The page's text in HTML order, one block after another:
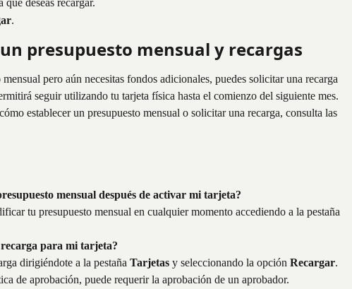
que deseas recargar.
.
presupuesto mensual y recargas
mensual pero aún necesitas fondos adicionales, puedes solicitar una recarga
seguir utilizando tu tarjeta física hasta el comienzo del siguiente mes.
establecer un presupuesto mensual o solicitar una recarga, consulta las
mensual después de activar mi tarjeta?
tu presupuesto mensual en cualquier momento accediendo a la pestaña
para mi tarjeta?
dirigiéndote a la pestaña Tarjetas y seleccionando la opción Recargar.
de aprobación, puede requerir la aprobación de un aprobador.